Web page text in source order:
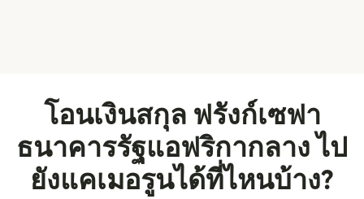
โอนเงินสกุล ฟรังก์เซฟา
ธนาคารรัฐแอฟริกากลาง ไป
ยังแคเมอรูนได้ที่ไหนบ้าง?